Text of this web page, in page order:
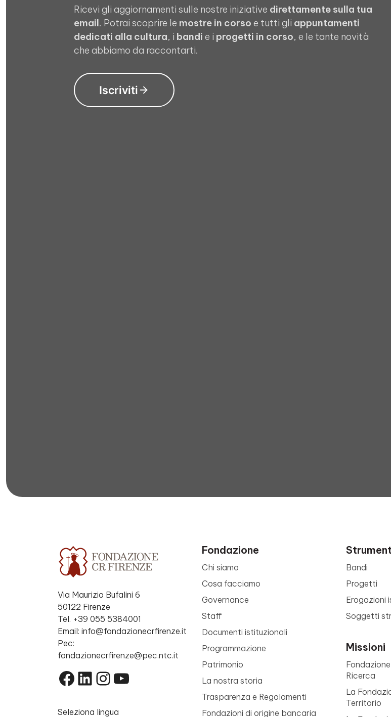
Ricevi gli aggiornamenti sulle nostre iniziative direttamente sulla tua
email. Potrai scoprire le mostre in corso e tutti gli appuntamenti
dedicati alla cultura, i bandi e i progetti in corso, e le tante novità
che abbiamo da raccontarti.
Iscriviti
Via Maurizio Bufalini 6
50122 Firenze
Tel. +39 055 5384001
Email: info@fondazionecrfirenze.it
Pec:
fondazionecrfirenze@pec.ntc.it
Facebook
LinkedIn
Instagram
YouTube
Seleziona lingua
Fondazione
Chi siamo
Cosa facciamo
Governance
Staff
Documenti istituzionali
Programmazione
Patrimonio
La nostra storia
Trasparenza e Regolamenti
Fondazioni di origine bancaria
Bandi
Progetti
Erogazioni
Soggetti
Missioni
Ricerca
La
Territorio